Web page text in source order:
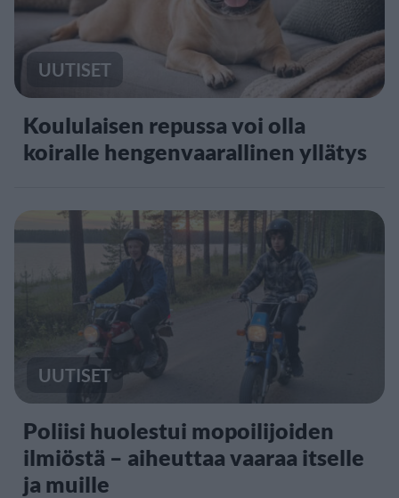
UUTISET
Koululaisen repussa voi olla
koiralle hengenvaarallinen yllätys
UUTISET
Poliisi huolestui mopoilijoiden
ilmiöstä – aiheuttaa vaaraa itselle
ja muille